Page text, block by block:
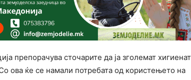
препорачува сточарите да ја зголемат
ова ќе се намали потребата од користењето на